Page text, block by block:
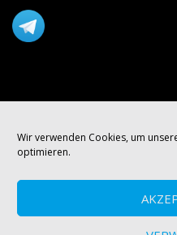
Wir verwenden Cookies, um
optimieren.